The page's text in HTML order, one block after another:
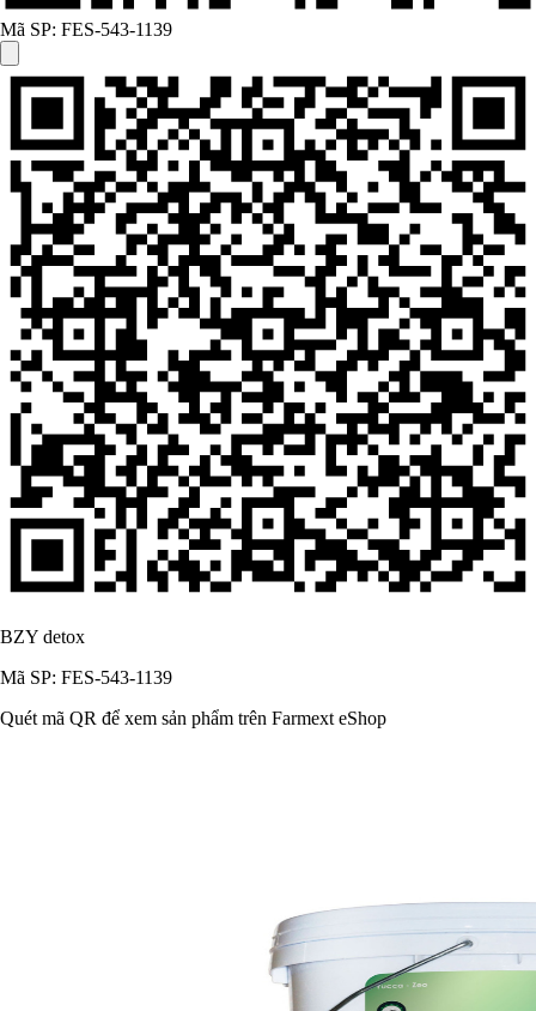
Mã SP: FES-543-1139
BZY detox
Mã SP: FES-543-1139
Quét mã QR để xem sản phẩm trên Farmext eShop